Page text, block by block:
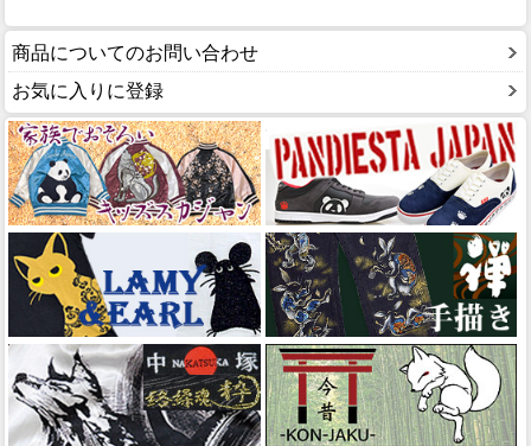
商品についてのお問い合わせ
お気に入りに登録